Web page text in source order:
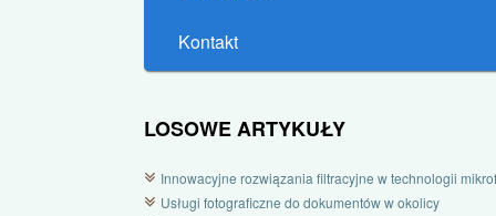
Kontakt
LOSOWE ARTYKUŁY
Innowacyjne rozwiązania filtracyjne w technologii
Usługi fotograficzne do dokumentów w okolicy